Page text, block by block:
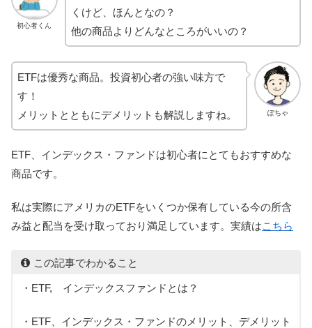
初心者くん
くけど、ほんとなの？
他の商品よりどんなところがいいの？
ぽちゃ
ETFは優秀な商品。投資初心者の強い味方で
す！
メリットとともにデメリットも解説しますね。
ETF、インデックス・ファンドは初心者にとてもおすすめな
商品です。
私は実際にアメリカのETFをいくつか保有している今の所含
み益と配当を受け取っており満足しています。実績はこちら
この記事でわかること
・ETF, インデックスファンドとは？
・ETF、インデックス・ファンドのメリット、デメリット